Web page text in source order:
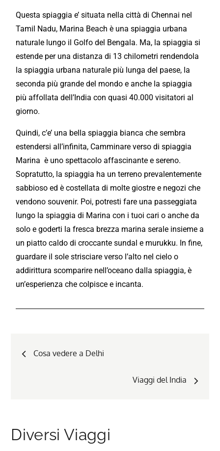
Questa spiaggia e’ situata nella città di Chennai nel
Tamil Nadu, Marina Beach è una spiaggia urbana
naturale lungo il Golfo del Bengala. Ma, la spiaggia si
estende per una distanza di 13 chilometri rendendola
la spiaggia urbana naturale più lunga del paese, la
seconda più grande del mondo e anche la spiaggia
più affollata dell’India con quasi 40.000 visitatori al
giorno.
Quindi, c’e’ una bella spiaggia bianca che sembra
estendersi all’infinita, Camminare verso di spiaggia
Marina è uno spettacolo affascinante e sereno.
Sopratutto, la spiaggia ha un terreno prevalentemente
sabbioso ed è costellata di molte giostre e negozi che
vendono souvenir. Poi, potresti fare una passeggiata
lungo la spiaggia di Marina con i tuoi cari o anche da
solo e goderti la fresca brezza marina serale insieme a
un piatto caldo di croccante sundal e murukku. In fine,
guardare il sole strisciare verso l’alto nel cielo o
addirittura scomparire nell’oceano dalla spiaggia, è
un’esperienza che colpisce e incanta.
Cosa vedere a Delhi
Viaggi del India
Diversi Viaggi